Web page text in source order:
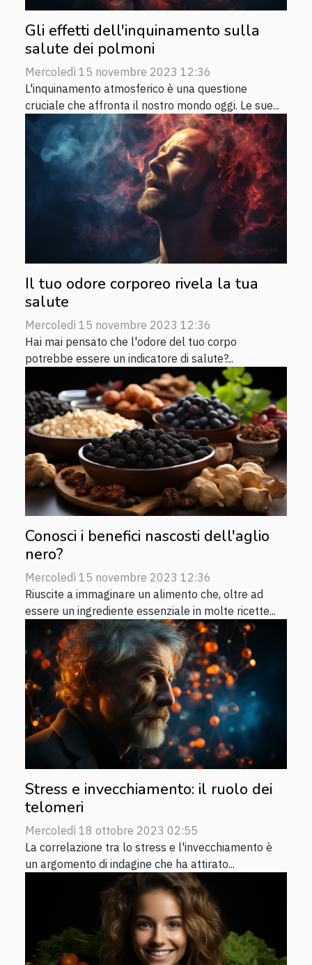
Gli effetti dell'inquinamento sulla
salute dei polmoni
Mercoledì 15 novembre 2023 12:36
L'inquinamento atmosferico è una questione
cruciale che affronta il nostro mondo oggi. Le sue...
Il tuo odore corporeo rivela la tua
salute
Mercoledì 15 novembre 2023 12:36
Hai mai pensato che l'odore del tuo corpo
potrebbe essere un indicatore di salute?...
Conosci i benefici nascosti dell'aglio
nero?
Mercoledì 15 novembre 2023 12:36
Riuscite a immaginare un alimento che, oltre ad
essere un ingrediente essenziale in molte ricette...
Stress e invecchiamento: il ruolo dei
telomeri
Mercoledì 18 ottobre 2023 02:55
La correlazione tra lo stress e l'invecchiamento è
un argomento di indagine che ha attirato...